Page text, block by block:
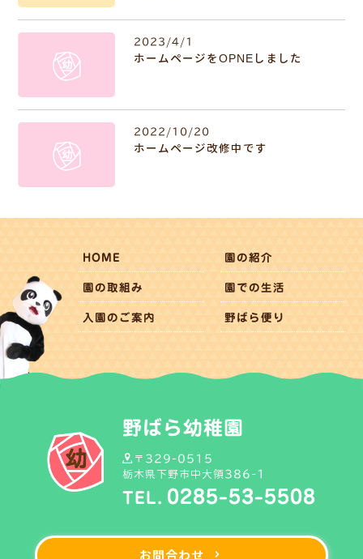
2023/4/1
ホームページをOPNEしました
2022/10/20
ホームページ改修中です
HOME 園の紹介
園の取組み 園での生活
入園のご案内 野ばら便り
野ばら幼稚園
〒329-0515
栃木県下野市中大領386-1
TEL. 0285-53-5508
お問合わせ